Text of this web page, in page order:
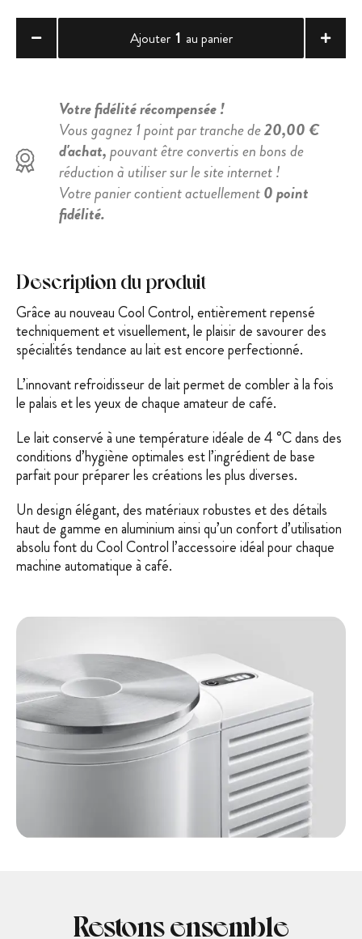
Ajouter 1 au panier
Votre fidélité récompensée !
Vous gagnez 1 point par tranche de20,00 €
d'achat,pouvant être convertis en bons de
réduction à utiliser sur le site internet !
Votre panier contient actuellement0 point
fidélité.
Description du produit
Grâce au nouveau Cool Control, entièrement repensé
techniquement et visuellement, le plaisir de savourer des
spécialités tendance au lait est encore perfectionné.
L’innovant refroidisseur de lait permet de combler à la fois
le palais et les yeux de chaque amateur de café.
Le lait conservé à une température idéale de 4 °C dans des
conditions d’hygiène optimales est l’ingrédient de base
parfait pour préparer les créations les plus diverses.
Un design élégant, des matériaux robustes et des détails
haut de gamme en aluminium ainsi qu’un confort d’utilisation
absolu font du Cool Control l’accessoire idéal pour chaque
machine automatique à café.
Restons ensemble